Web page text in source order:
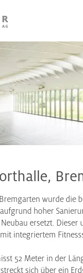
wurde die
hoher
ersetzt. Dieser
integriertem
52 Meter in der
sich über ein